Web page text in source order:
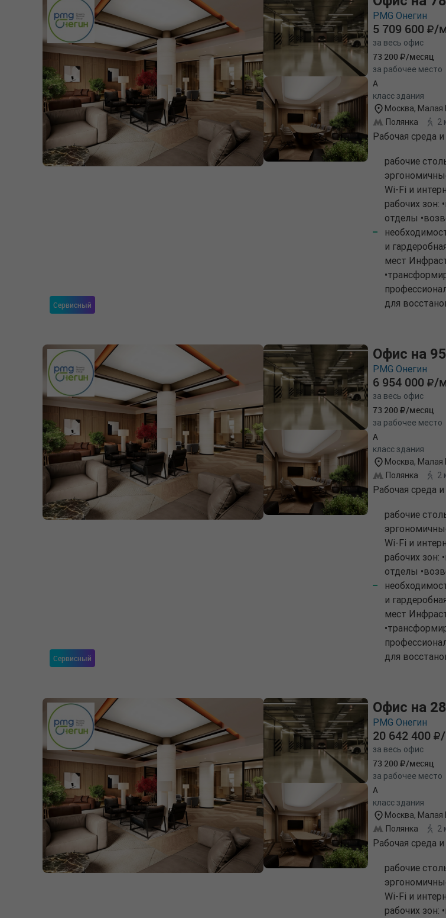
Сервисный
PMG Онегин
5 709 600 /
за весь офис
73 200 /месяц
за рабочее место
A
класс здания
Москва, Малая
Полянка
2
Рабочая среда
рабочие
Wi-Fi и
рабочих зон:
отделы
и
мест
для
Сервисный
Офис на
PMG Онегин
6 954 000 /
за весь офис
73 200 /месяц
за рабочее место
A
класс здания
Москва, Малая
Полянка
2
Рабочая среда
рабочие
Wi-Fi и
рабочих зон:
отделы
и
мест
для
Офис на
PMG Онегин
20 642 400
за весь офис
73 200 /месяц
за рабочее место
A
класс здания
Москва, Малая
Полянка
2
Рабочая среда
рабочие
Wi-Fi и
рабочих зон: